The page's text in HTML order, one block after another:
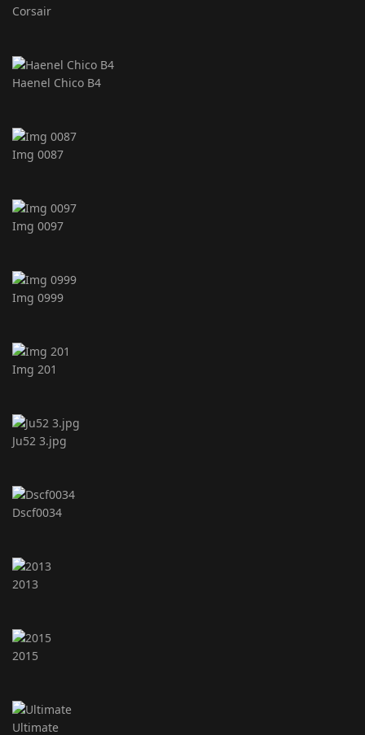
Corsair
Haenel Chico B4
Img 0087
Img 0097
Img 0999
Img 201
Ju52 3.jpg
Dscf0034
2013
2015
Ultimate